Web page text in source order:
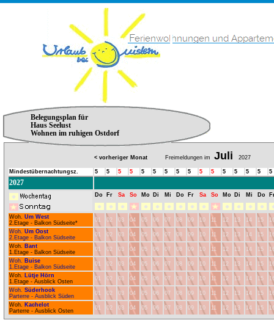
Belegungsplan für
Haus Seelust
Wohnen im ruhigen Ostdorf
< vorheriger Monat Freimeldungen im Juli 2027
Mindestübernachtungsz. 5 5 5 5 5 5 5 5 5 5 5 5 5 5 5 5
2027
Do Fr Sa So Mo Di Mi Do Fr Sa So Mo Di Mi Do
Woh. Um West
2.Etage - Balkon Südseite*
01 02 03 04 05 06 07 08 09 10 11 12 13 14 15
Woh. Um Oost
2.Etage - Balkon Südseite
01 02 03 04 05 06 07 08 09 10 11 12 13 14 15
Woh. Bant
1.Etage - Balkon Südseite
01 02 03 04 05 06 07 08 09 10 11 12 13 14 15
Woh. Buise
1.Etage - Balkon Südseite
01 02 03 04 05 06 07 08 09 10 11 12 13 14 15
Woh. Lütje Hörn
1.Etage - Ausblick Osten
01 02 03 04 05 06 07 08 09 10 11 12 13 14 15
Woh. Süderhook
Parterre - Ausblick Süden
01 02 03 04 05 06 07 08 09 10 11 12 13 14 15
Woh. Kachelot
Parterre - Ausblick Osten
01 02 03 04 05 06 07 08 09 10 11 12 13 14 15